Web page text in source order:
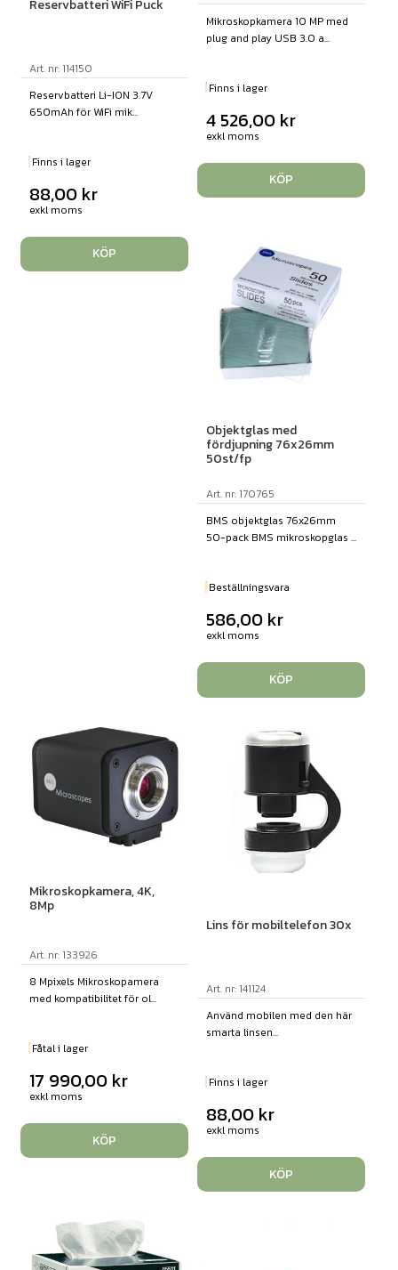
Reservbatteri WiFi Puck
Art. nr: 114150
Reservbatteri Li-ION 3.7V
650mAh för WiFi mik...
Finns i lager
88,00 kr
exkl moms
KÖP
Mikroskopkamera 10 MP med
plug and play USB 3.0 a...
Finns i lager
4 526,00 kr
exkl moms
KÖP
Objektglas med
fördjupning 76x26mm
50st/fp
Art. nr: 170765
BMS objektglas 76x26mm
50-pack BMS mikroskopglas ...
Beställningsvara
586,00 kr
exkl moms
KÖP
Mikroskopkamera, 4K,
8Mp
Art. nr: 133926
8 Mpixels Mikroskopamera
med kompatibilitet för ol...
Fåtal i lager
17 990,00 kr
exkl moms
KÖP
Lins för mobiltelefon 30x
Art. nr: 141124
Använd mobilen med den här
smarta linsen...
Finns i lager
88,00 kr
exkl moms
KÖP